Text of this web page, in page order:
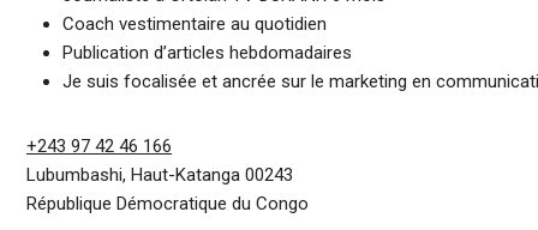
Coach vestimentaire au quotidien
Publication d’articles hebdomadaires
Je suis focalisée et ancrée sur le marketing en
+243 97 42 46 166
Lubumbashi, Haut-Katanga 00243
République Démocratique du Congo